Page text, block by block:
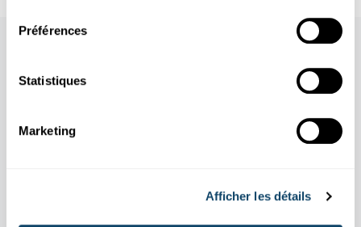
Préférences
Statistiques
Marketing
Afficher les détails